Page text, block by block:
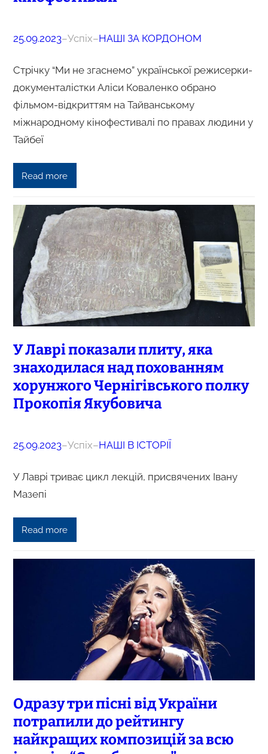
25.09.2023–Успіх–НАШІ ЗА КОРДОНОМ
Стрічку “Ми не згаснемо” української режисерки-
документалістки Аліси Коваленко обрано
фільмом-відкриттям на Тайванському
міжнародному кінофестивалі по правах людини у
Тайбеї
Read more
У Лаврі показали плиту, яка
знаходилася над похованням
хорунжого Чернігівського полку
Прокопія Якубовича
25.09.2023–Успіх–НАШІ В ІСТОРІЇ
У Лаврі триває цикл лекцій, присвячених Івану
Мазепі
Read more
Одразу три пісні від України
потрапили до рейтингу
найкращих композицій за всю